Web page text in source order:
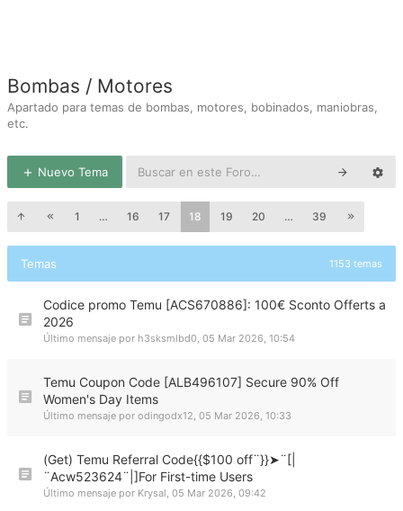
Bombas / Motores
Apartado para temas de bombas, motores, bobinados, maniobras,
etc.
Nuevo Tema
1 … 16 17 18 19 20 … 39
Temas 1153 temas
Codice promo Temu [ACS670886]: 100€ Sconto Offerts a
2026
Último mensaje por h3sksmlbd0, 05 Mar 2026, 10:54
Temu Coupon Code [ALB496107] Secure 90% Off
Women's Day Items
Último mensaje por odingodx12, 05 Mar 2026, 10:33
(Get) Temu Referral Code{{$100 off¨}}➤¨[|
¨Acw523624¨|]For First-time Users
Último mensaje por Krysal, 05 Mar 2026, 09:42